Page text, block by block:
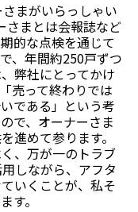
まがいらっしゃい
さまとは会報誌など
的な点検を通じて
、年間約250戸ずつ
弊社にとってかけ
売って終わりでは
である」という考
で、オーナーさま
進めて参ります。
、万が一のトラブ
しながら、アフタ
いくことが、私そ
す。